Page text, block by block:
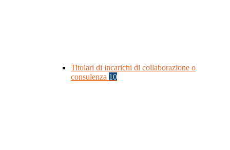
Titolari di incarichi di collaborazione o
consulenza 10